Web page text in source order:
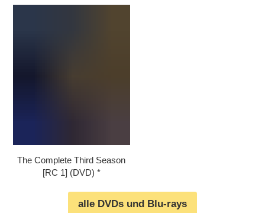
The Complete Third Season
[RC 1] (DVD)
alle DVDs und Blu-rays